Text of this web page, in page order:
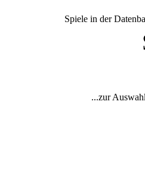
Spiele in der
...zur